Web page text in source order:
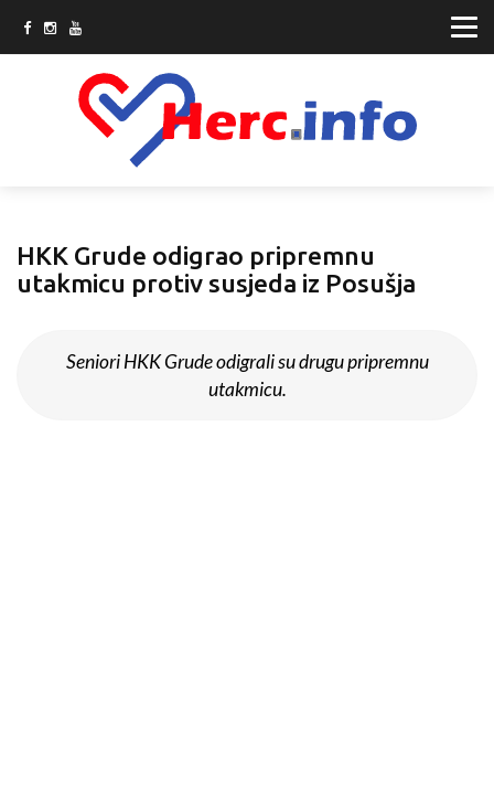
HKK Grude odigrao pripremnu
utakmicu protiv susjeda iz Posušja
Seniori HKK Grude odigrali su drugu pripremnu
utakmicu.